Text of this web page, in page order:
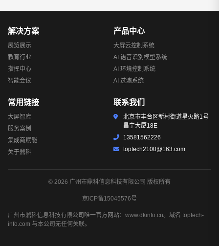
产品中心
大屏云控制系统
AI 语音识别模型系统
AI 环境控制系统
AI 过滤系统
解决方案
展览展示
教育行业
指挥中心
智能会议
常用链接
大屏智库
服务案例
集成商赋能
关于鼎科
联系我们
北京市丰台区新村街道星火路1号
昌宁大厦18E
13581562226
toptech2100@163.com
© 2026 广州市鼎科信息科技有限公司 版权所有
京ICP备15045576号
广州市鼎科信息科技有限公司唯一官方网站：www.dkinfo.cn。域名 toptech-
info.com 与本公司无任何关联。